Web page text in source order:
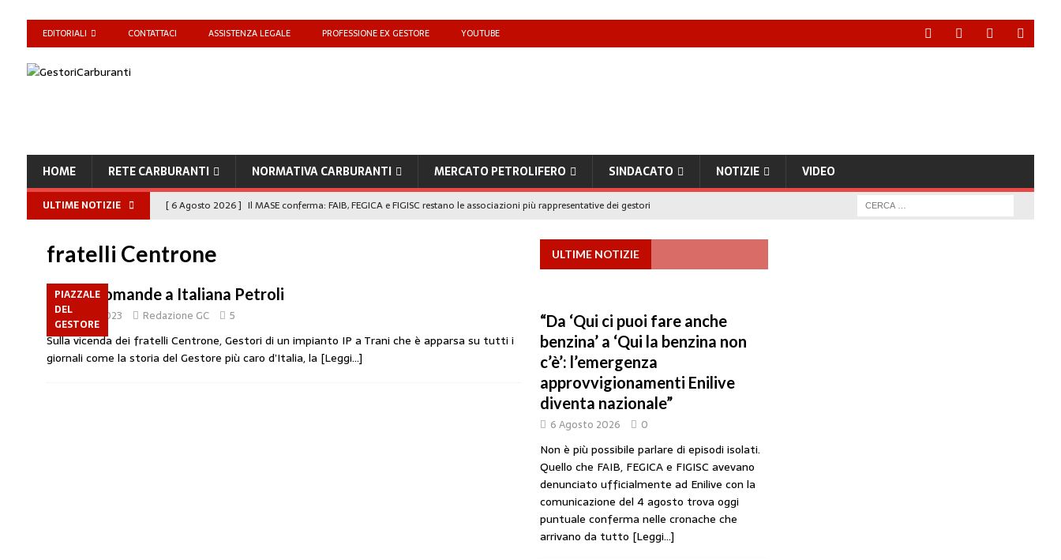
EDITORIALI CONTATTACI ASSISTENZA LEGALE PROFESSIONE EX GESTORE YOUTUBE
HOME RETE CARBURANTI NORMATIVA CARBURANTI MERCATO PETROLIFERO SINDACATO NOTIZIE VIDEO
ULTIME NOTIZIE [ 6 Agosto 2026 ] Il MASE conferma: FAIB, FEGICA e FIGISC restano le associazioni più rappresentative dei gestori
[ 6 Agosto 2026 ]
“Da ‘Qui ci puoi fare anche benzina’ a ‘Qui la benzina non c’è’: l’emergenza approvvigionamenti
Enilive diventa nazionale”
[ 4 Agosto 2026 ]
MERCATO PREZZI CARBURANTI
[ 4 Agosto 2026 ] Carburanti, Sperduto (FAIB): «Il prezzo lo decidono le compagnie, non i benzinai. Serve un prezzo
amministrato»
MERCATO PREZZI CARBURANTI
IP rinnova l’accordo con i gestori: intesa triennale firmata con Faib, Fegica e Figisc
COMUNICATI
Carburanti, i sindacati al Mimit: “I gestori non decidono i prezzi. Basta scaricare su di loro le
Taglio delle accise, il prezzo è libero: i controlli non diventino una presunzione di colpevolezza
fratelli Centrone
PIAZZALE
DEL
GESTORE
Due domande a Italiana Petroli
21 Aprile 2023 Redazione GC 5
Sulla vicenda dei fratelli Centrone, Gestori di un impianto IP a Trani che è apparsa su tutti i
giornali come la storia del Gestore più caro d’Italia, la [Leggi…]
ULTIME NOTIZIE
“Da ‘Qui ci puoi fare anche
benzina’ a ‘Qui la benzina non
c’è’: l’emergenza
approvvigionamenti Enilive
diventa nazionale”
6 Agosto 2026 0
Non è più possibile parlare di episodi isolati.
Quello che FAIB, FEGICA e FIGISC avevano
denunciato ufficialmente ad Enilive con la
comunicazione del 4 agosto trova oggi
puntuale conferma nelle cronache che
arrivano da tutto [Leggi...]